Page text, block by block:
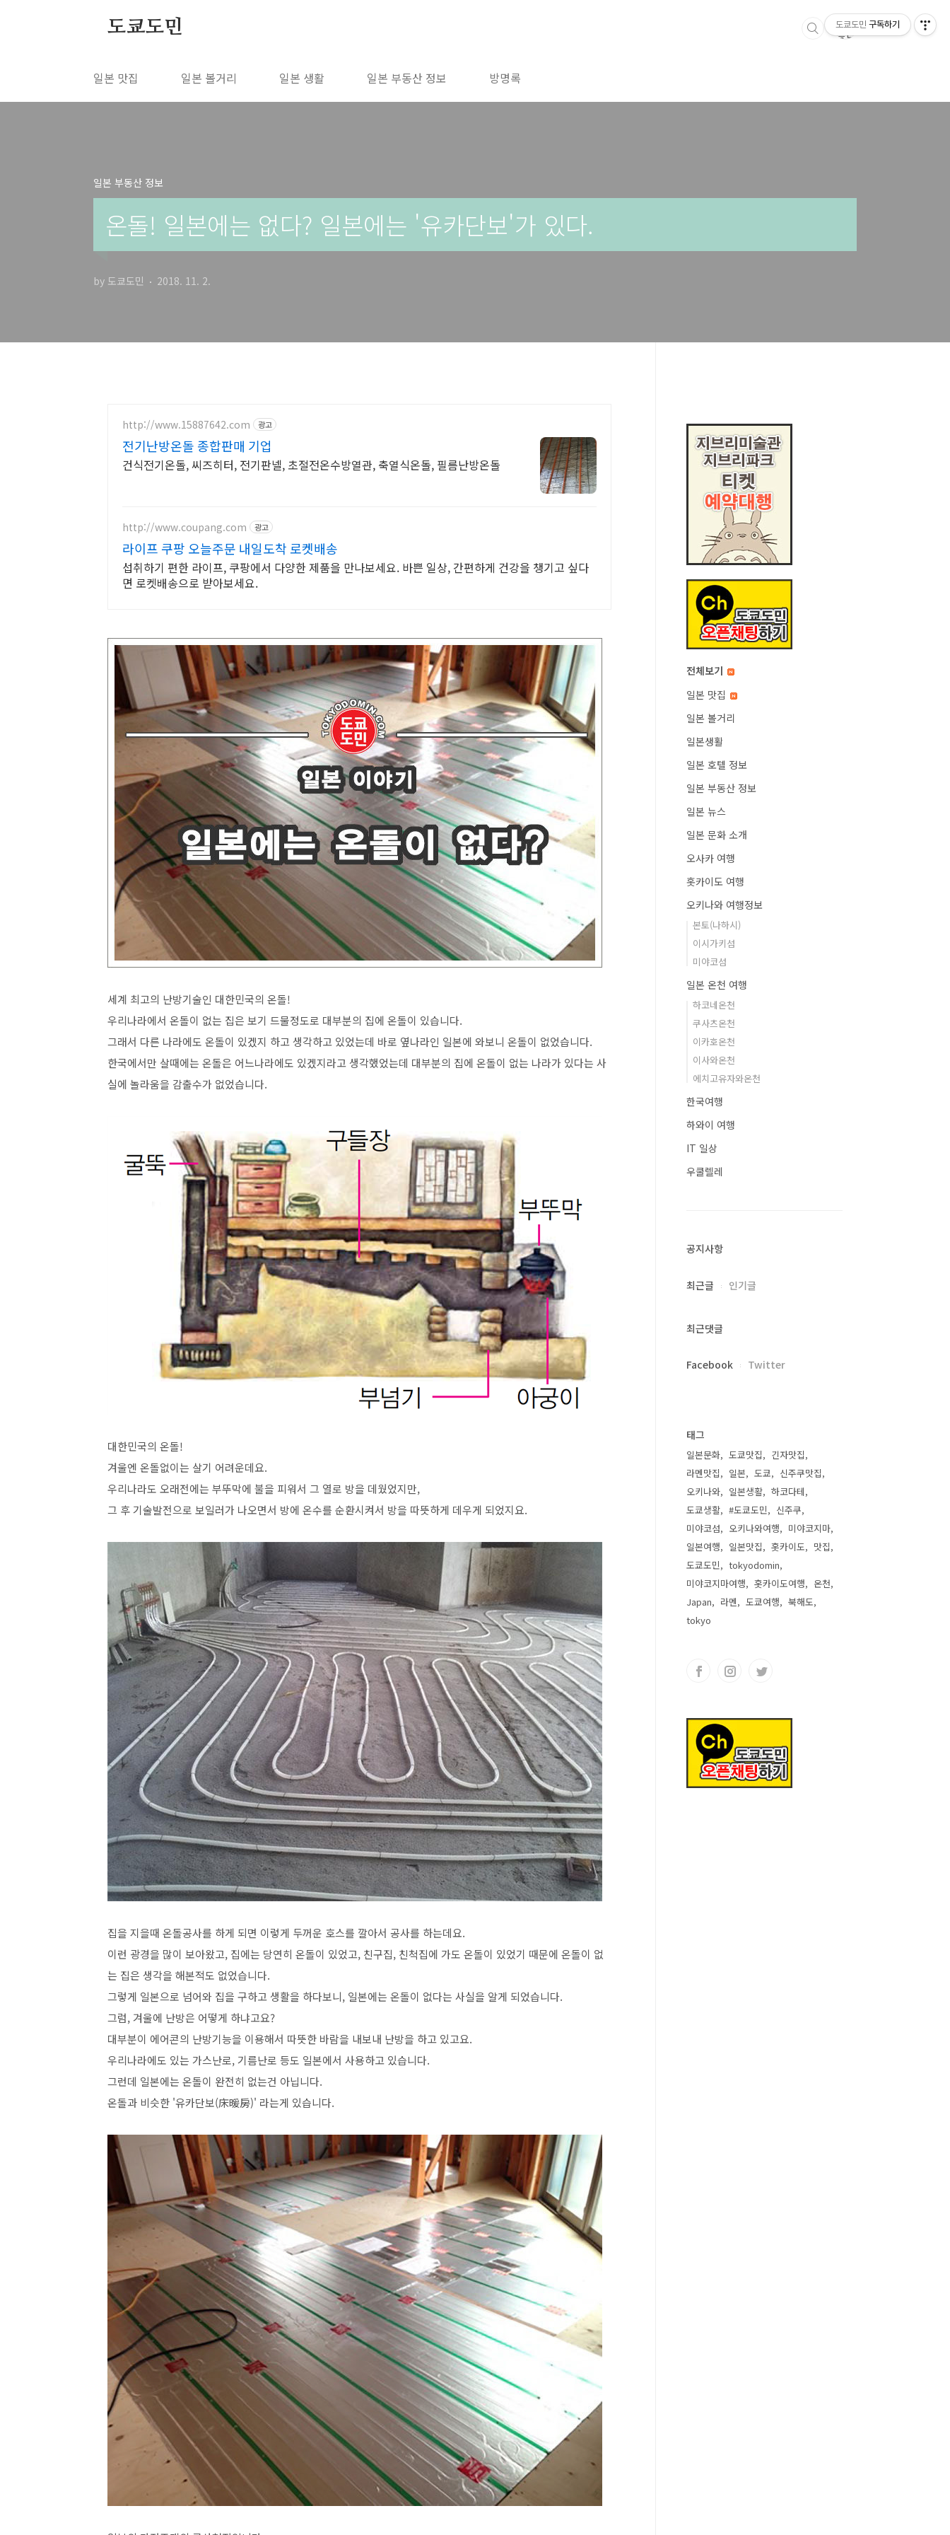
도쿄도민
일본 맛집 일본 볼거리 일본 생활 일본 부동산 정보 방명록
일본 부동산 정보
온돌! 일본에는 없다? 일본에는 '유카단보'가 있다.
by 도쿄도민 2018. 11. 2.
http://www.15887642.com 광고
전기난방온돌 종합판매 기업
건식전기온돌, 씨즈히터, 전기판넬, 초절전온수방열관, 축열식온돌, 필름난방온돌
http://www.coupang.com 광고
라이프 쿠팡 오늘주문 내일도착 로켓배송
섭취하기 편한 라이프, 쿠팡에서 다양한 제품을 만나보세요. 바쁜 일상, 간편하게 건강을 챙기고 싶다
면 로켓배송으로 받아보세요.
세계 최고의 난방기술인 대한민국의 온돌!
우리나라에서 온돌이 없는 집은 보기 드물정도로 대부분의 집에 온돌이 있습니다.
그래서 다른 나라에도 온돌이 있겠지 하고 생각하고 있었는데 바로 옆나라인 일본에 와보니 온돌이 없었습니다.
한국에서만 살때에는 온돌은 어느나라에도 있겠지라고 생각했었는데 대부분의 집에 온돌이 없는 나라가 있다는 사
실에 놀라움을 감출수가 없었습니다.
대한민국의 온돌!
겨울엔 온돌없이는 살기 어려운데요.
우리나라도 오래전에는 부뚜막에 불을 피워서 그 열로 방을 데웠었지만,
그 후 기술발전으로 보일러가 나오면서 방에 온수를 순환시켜서 방을 따뜻하게 데우게 되었지요.
집을 지을때 온돌공사를 하게 되면 이렇게 두꺼운 호스를 깔아서 공사를 하는데요.
이런 광경을 많이 보아왔고, 집에는 당연히 온돌이 있었고, 친구집, 친척집에 가도 온돌이 있었기 때문에 온돌이 없
는 집은 생각을 해본적도 없었습니다.
그렇게 일본으로 넘어와 집을 구하고 생활을 하다보니, 일본에는 온돌이 없다는 사실을 알게 되었습니다.
그럼, 겨울에 난방은 어떻게 하냐고요?
대부분이 에어콘의 난방기능을 이용해서 따뜻한 바람을 내보내 난방을 하고 있고요.
우리나라에도 있는 가스난로, 기름난로 등도 일본에서 사용하고 있습니다.
그런데 일본에는 온돌이 완전히 없는건 아닙니다.
온돌과 비슷한 '유카단보(床暖房)' 라는게 있습니다.
전체보기
일본 맛집
일본 볼거리
일본생활
일본 호텔 정보
일본 부동산 정보
일본 뉴스
일본 문화 소개
오사카 여행
홋카이도 여행
오키나와 여행정보
본토(나하시)
이시가키섬
미야코섬
일본 온천 여행
하코네온천
쿠사츠온천
이카호온천
이사와온천
에치고유자와온천
한국여행
하와이 여행
IT 일상
우쿨렐레
공지사항
최근글 인기글
최근댓글
Facebook Twitter
태그
일본문화 도쿄맛집
긴자맛집
라멘맛집
일본 도쿄
신주쿠맛집
오키나와
일본생활
하코다테
도쿄생활
#도쿄도민
신주쿠
미야코섬
오키나와여행
미야코지마
일본여행
일본맛집 홋카이도
맛집
도쿄도민
tokyodomin
미야코지마여행
홋카이도여행
온천
Japan
라멘 도쿄여행
북해도
tokyo
도쿄도민 구독하기